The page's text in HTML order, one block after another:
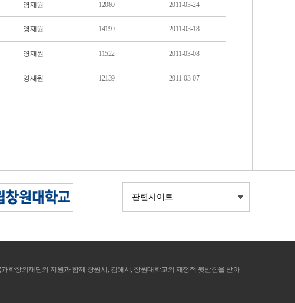
영재원 12080 2011-03-24
영재원 14190 2011-03-18
영재원 11522 2011-03-08
영재원 12139 2011-03-07
학창의재단의 지원과 함께 창원시, 김해시, 창원대학교의 재정적 뒷받침을 받아